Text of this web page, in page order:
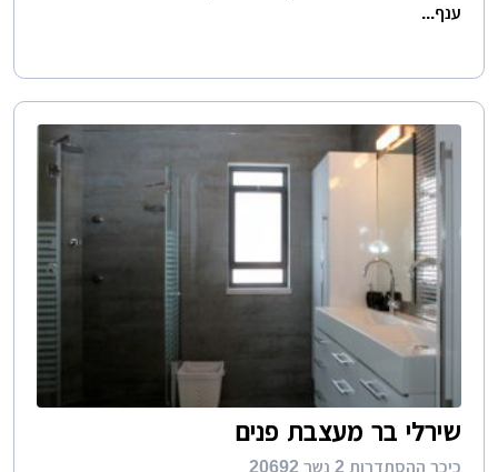
ענף...
שירלי בר מעצבת פנים
כיכר ההסתדרות 2 נשר 20692